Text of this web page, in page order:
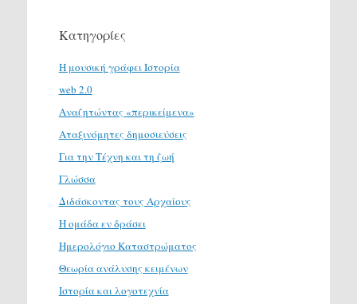
Κατηγορίες
H μουσική γράφει Ιστορία
web 2.0
Αναζητώντας «περικείμενα»
Αταξινόμητες δημοσιεύσεις
Για την Τέχνη και τη ζωή
Γλώσσα
Διδάσκοντας τους Αρχαίους
Η ομάδα εν δράσει
Ημερολόγιο Καταστρώματος
Θεωρία ανάλυσης κειμένων
Ιστορία και λογοτεχνία